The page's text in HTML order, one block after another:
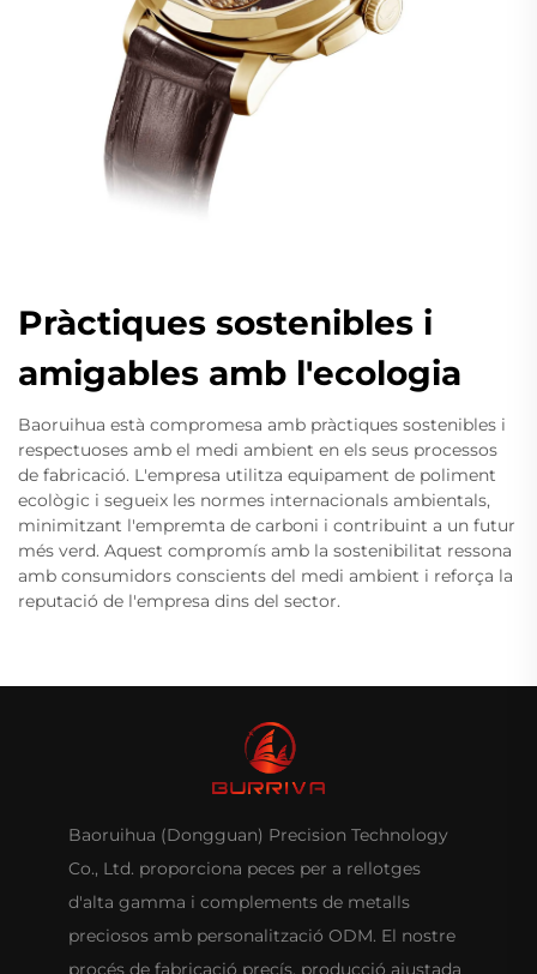
Pràctiques sostenibles i
amigables amb l'ecologia
Baoruihua està compromesa amb pràctiques sostenibles i
respectuoses amb el medi ambient en els seus processos
de fabricació. L'empresa utilitza equipament de poliment
ecològic i segueix les normes internacionals ambientals,
minimitzant l'empremta de carboni i contribuint a un futur
més verd. Aquest compromís amb la sostenibilitat ressona
amb consumidors conscients del medi ambient i reforça la
reputació de l'empresa dins del sector.
Baoruihua (Dongguan) Precision Technology
Co., Ltd. proporciona peces per a rellotges
d'alta gamma i complements de metalls
preciosos amb personalització ODM. El nostre
procés de fabricació precís, producció ajustada